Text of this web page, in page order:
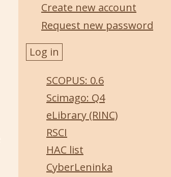
Create new account
Request new password
SCOPUS: 0.6
Scimago: Q4
eLibrary (RINC)
RSCI
HAC list
CyberLeninka